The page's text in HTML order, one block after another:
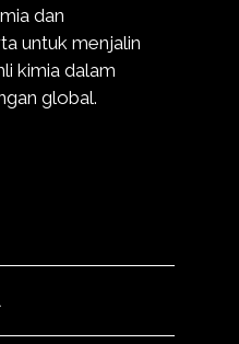
dan
untuk menjalin
kimia dalam
global.